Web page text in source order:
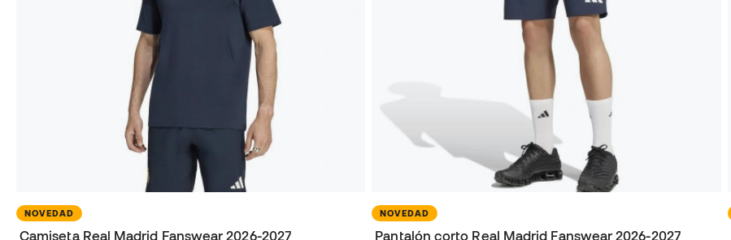
NOVEDAD
Camiseta Real Madrid Fanswear 2026-2027
NOVEDAD
Pantalón corto Real Madrid Fanswear 2026-2027